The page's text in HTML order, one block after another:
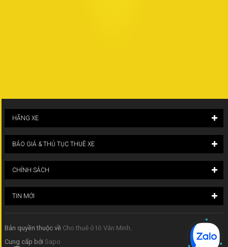
HÃNG XE
BÁO GIÁ & THỦ TỤC THUÊ XE
CHÍNH SÁCH
TIN MỚI
Bản quyền thuộc về Cho thuê ô tô Văn Minh
Cung cấp bởi Sapo